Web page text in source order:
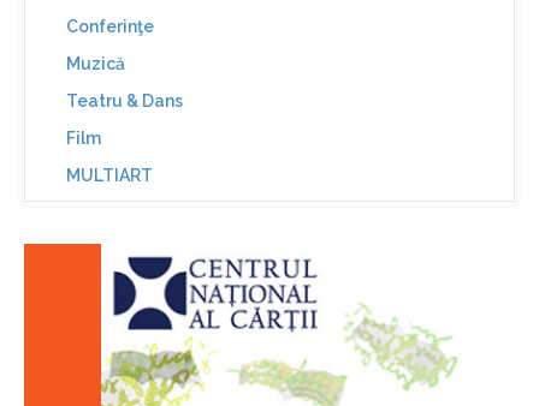
Conferinţe
Muzică
Teatru & Dans
Film
MULTIART